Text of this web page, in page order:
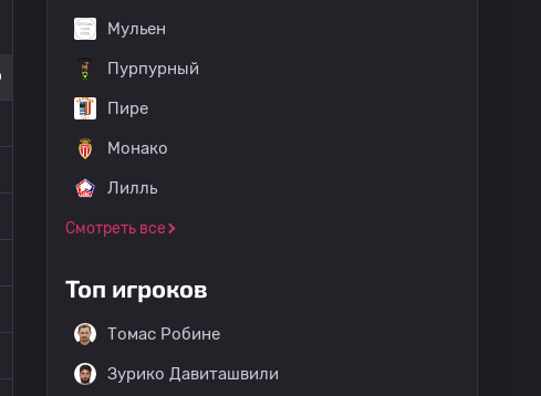
Мульен
Пурпурный
Пире
Монако
Лилль
Смотреть все
Топ игроков
Томас Робине
Зурико Давиташвили